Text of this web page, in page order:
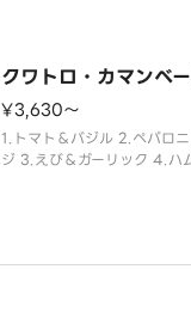
クワトロ・カマンベ
¥3,630〜
1.トマト＆バジル 2.ペパロ
ジ 3.えび＆ガーリック 4.ハ